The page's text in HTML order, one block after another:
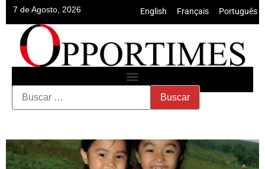
7 de Agosto, 2026 English Français Português